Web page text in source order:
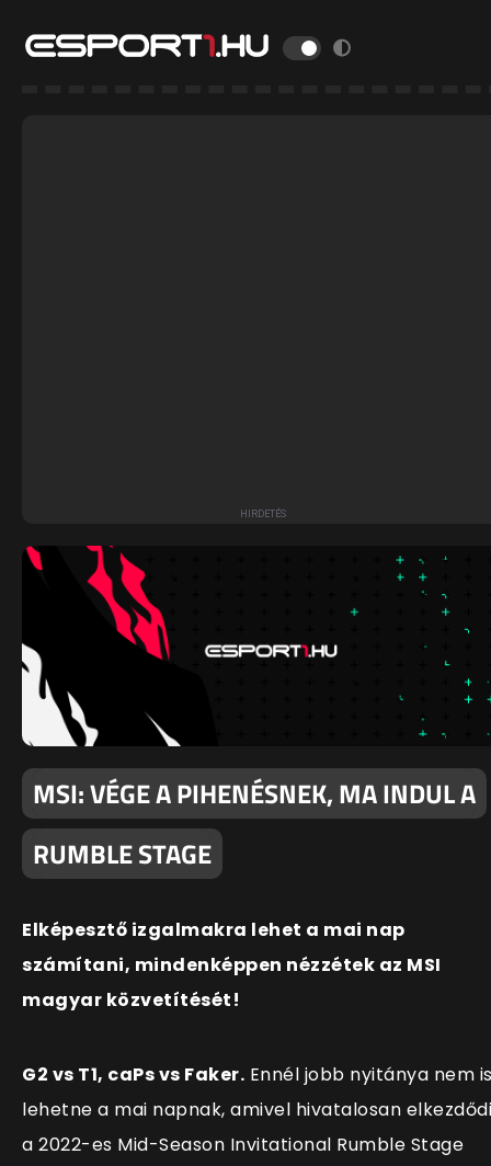
MSI: VÉGE A PIHENÉSNEK, MA INDUL A
RUMBLE STAGE
Elképesztő izgalmakra lehet a mai nap
számítani, mindenképpen nézzétek az MSI
magyar közvetítését!
G2 vs T1, caPs vs Faker. Ennél jobb nyitánya nem
lehetne a mai napnak, amivel hivatalosan
a 2022-es Mid-Season Invitational Rumble Stage